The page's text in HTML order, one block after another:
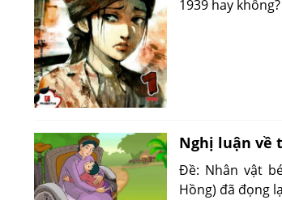
1939 hay không?
Nghị luận về
Đề: Nhân vật
Hồng) đã đọng